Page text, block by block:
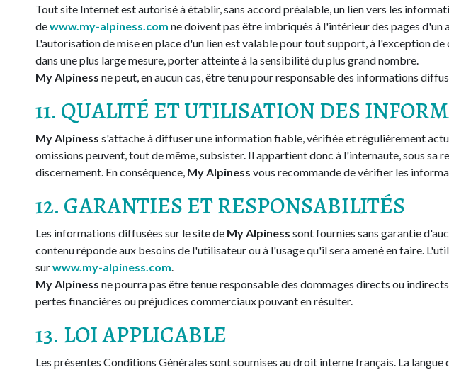
Tout site Internet est autorisé à établir, sans accord préalable, un lien vers les
dewww.my-alpiness.com ne doivent pas être imbriqués à l'intérieur des pages d'un
L'autorisation de mise en place d'un lien est valable pour tout support, à l'exception
dans une plus large mesure, porter atteinte à la sensibilité du plus grand nombre.
My Alpiness ne peut, en aucun cas, être tenu pour responsable des informations
11. QUALITÉ ET UTILISATION DES
My Alpiness s'attache à diffuser une information fiable, vérifiée et régulièrement
omissions peuvent, tout de même, subsister. Il appartient donc à l'internaute, sous
discernement. En conséquence, My Alpiness vous recommande de vérifier les
12. GARANTIES ET RESPONSABILITÉS
Les informations diffusées sur le site de My Alpiness sont fournies sans garantie
contenu réponde aux besoins de l'utilisateur ou à l'usage qu'il sera amené en faire.
surwww.my-alpiness.com
My Alpiness ne pourra pas être tenue responsable des dommages directs ou
pertes financières ou préjudices commerciaux pouvant en résulter.
13. LOI APPLICABLE
Les présentes Conditions Générales sont soumises au droit interne français. La